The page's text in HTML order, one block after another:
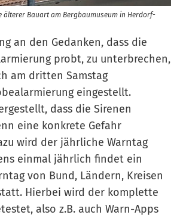
älterer Bauart am Bergbaumuseum in Herdorf-
an den Gedanken, dass die
probt, zu unterbrechen,
am dritten Samstag
eingestellt.
dass die Sirenen
eine konkrete Gefahr
wird der jährliche Warntag
einmal jährlich findet ein
von Bund, Ländern, Kreisen
Hierbei wird der komplette
also z.B. auch Warn-Apps